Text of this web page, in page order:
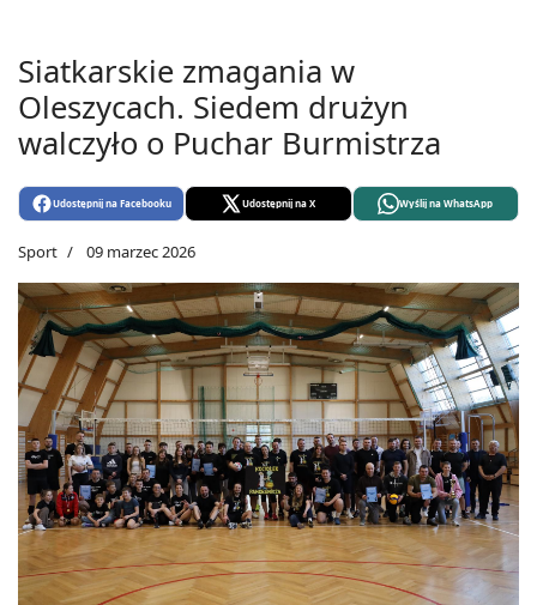
Siatkarskie zmagania w
Oleszycach. Siedem drużyn
walczyło o Puchar Burmistrza
Udostępnij na Facebooku Udostępnij na X Wyślij na WhatsApp
Sport 09 marzec 2026